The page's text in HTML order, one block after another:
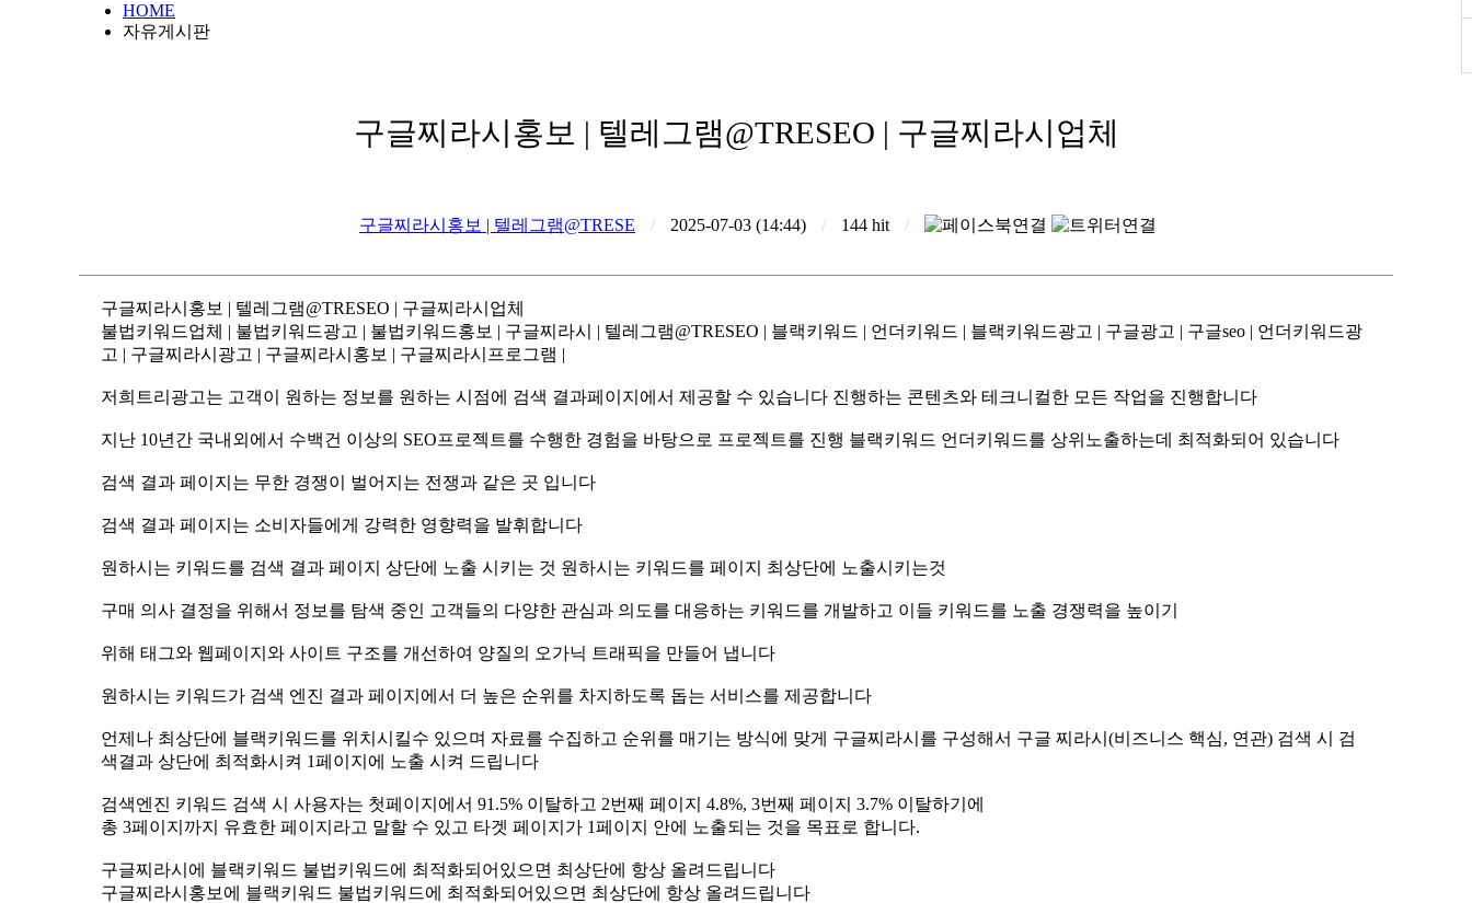
HOME
자유게시판
구글찌라시홍보 | 텔레그램@TRESEO | 구글찌라시업체
구글찌라시홍보 | 텔레그램@TRESE / 2025-07-03 (14:44) / 144 hit /
구글찌라시홍보 | 텔레그램@TRESEO | 구글찌라시업체
불법키워드업체 | 불법키워드광고 | 불법키워드홍보 | 구글찌라시 | 텔레그램@TRESEO | 블랙키워드 | 언더키워드 | 블랙키워드광고 | 구글광고 | 구글seo | 언더키워드광
고 | 구글찌라시광고 | 구글찌라시홍보 | 구글찌라시프로그램 |
저희트리광고는 고객이 원하는 정보를 원하는 시점에 검색 결과페이지에서 제공할 수 있습니다 진행하는 콘텐츠와 테크니컬한 모든 작업을 진행합니다
지난 10년간 국내외에서 수백건 이상의 SEO프로젝트를 수행한 경험을 바탕으로 프로젝트를 진행 블랙키워드 언더키워드를 상위노출하는데 최적화되어 있습니다
검색 결과 페이지는 무한 경쟁이 벌어지는 전쟁과 같은 곳 입니다
검색 결과 페이지는 소비자들에게 강력한 영향력을 발휘합니다
원하시는 키워드를 검색 결과 페이지 상단에 노출 시키는 것 원하시는 키워드를 페이지 최상단에 노출시키는것
구매 의사 결정을 위해서 정보를 탐색 중인 고객들의 다양한 관심과 의도를 대응하는 키워드를 개발하고 이들 키워드를 노출 경쟁력을 높이기
위해 태그와 웹페이지와 사이트 구조를 개선하여 양질의 오가닉 트래픽을 만들어 냅니다
원하시는 키워드가 검색 엔진 결과 페이지에서 더 높은 순위를 차지하도록 돕는 서비스를 제공합니다
언제나 최상단에 블랙키워드를 위치시킬수 있으며 자료를 수집하고 순위를 매기는 방식에 맞게 구글찌라시를 구성해서 구글 찌라시(비즈니스 핵심, 연관) 검색 시 검
색결과 상단에 최적화시켜 1페이지에 노출 시켜 드립니다
검색엔진 키워드 검색 시 사용자는 첫페이지에서 91.5% 이탈하고 2번째 페이지 4.8%, 3번째 페이지 3.7% 이탈하기에
총 3페이지까지 유효한 페이지라고 말할 수 있고 타겟 페이지가 1페이지 안에 노출되는 것을 목표로 합니다.
구글찌라시에 블랙키워드 불법키워드에 최적화되어있으면 최상단에 항상 올려드립니다
구글찌라시홍보에 블랙키워드 불법키워드에 최적화되어있으면 최상단에 항상 올려드립니다